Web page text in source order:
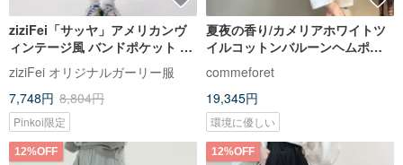
ziziFei「サッヤ」アメリカンヴ
ィンテージ風 バンドポケット ハ
イウエスト 細見え クロップド丈
ワイドデニムパンツ レディース
ziziFei オリジナルガーリー服
7,748円 8,804円
Pinkoi限定
夏夜の香り/カメリアホワイトツ
イルコットンバルーンヘムポケ
ット付きハーレムパンツ/ウエス
トゴム
commeforet
19,345円
環境に優しい
12%OFF 12%OFF